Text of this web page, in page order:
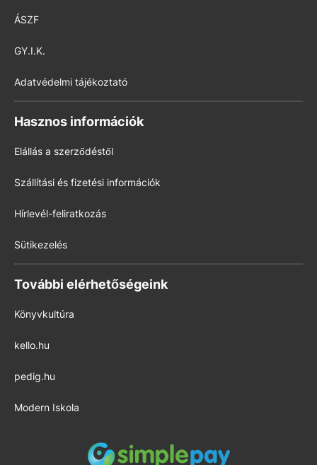
ÁSZF
GY.I.K.
Adatvédelmi tájékoztató
Hasznos információk
Elállás a szerződéstől
Szállítási és fizetési információk
Hírlevél-feliratkozás
Sütikezelés
További elérhetőségeink
Könyvkultúra
kello.hu
pedig.hu
Modern Iskola